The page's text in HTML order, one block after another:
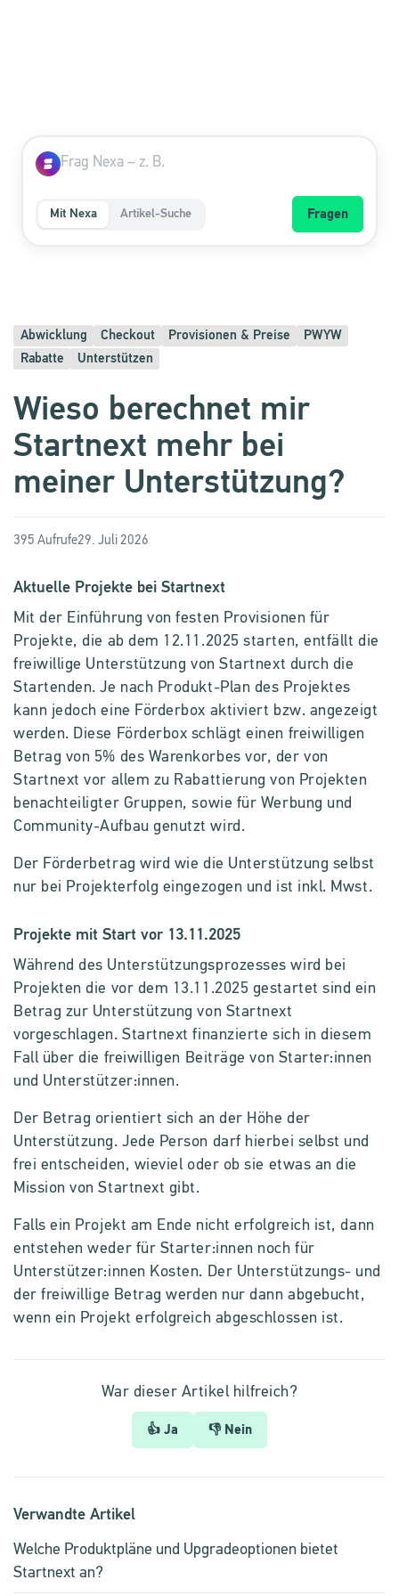
Mit Nexa Artikel-Suche Fragen
Abwicklung Checkout Provisionen & Preise
PWYW
Rabatte
Unterstützen
Wieso berechnet mir
Startnext mehr bei
meiner Unterstützung?
395 Aufrufe29. Juli 2026
Aktuelle Projekte bei Startnext
Mit der Einführung von festen Provisionen für
Projekte, die ab dem 12.11.2025 starten, entfällt die
freiwillige Unterstützung von Startnext durch die
Startenden. Je nach Produkt-Plan des Projektes
kann jedoch eine Förderbox aktiviert bzw. angezeigt
werden. Diese Förderbox schlägt einen freiwilligen
Betrag von 5% des Warenkorbes vor, der von
Startnext vor allem zu Rabattierung von Projekten
benachteiligter Gruppen, sowie für Werbung und
Community-Aufbau genutzt wird.
Der Förderbetrag wird wie die Unterstützung selbst
nur bei Projekterfolg eingezogen und ist inkl. Mwst.
Projekte mit Start vor 13.11.2025
Während des Unterstützungsprozesses wird bei
Projekten die vor dem 13.11.2025 gestartet sind ein
Betrag zur Unterstützung von Startnext
vorgeschlagen. Startnext finanzierte sich in diesem
Fall über die freiwilligen Beiträge von Starter:innen
und Unterstützer:innen.
Der Betrag orientiert sich an der Höhe der
Unterstützung. Jede Person darf hierbei selbst und
frei entscheiden, wieviel oder ob sie etwas an die
Mission von Startnext gibt.
Falls ein Projekt am Ende nicht erfolgreich ist, dann
entstehen weder für Starter:innen noch für
Unterstützer:innen Kosten. Der Unterstützungs- und
der freiwillige Betrag werden nur dann abgebucht,
wenn ein Projekt erfolgreich abgeschlossen ist.
War dieser Artikel hilfreich?
👍 Ja 👎 Nein
Verwandte Artikel
Welche Produktpläne und Upgradeoptionen bietet
Startnext an?